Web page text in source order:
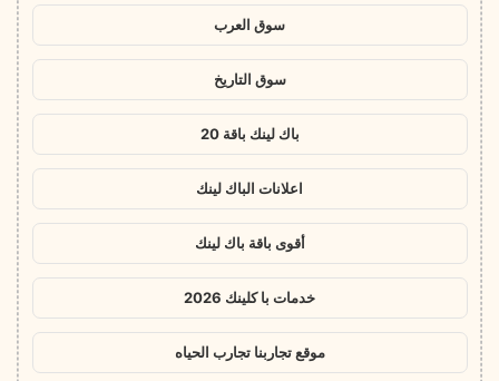
سوق العرب
سوق التاريخ
باك لينك باقة 20
اعلانات الباك لينك
أقوى باقة باك لينك
خدمات با كلينك 2026
موقع تجاربنا تجارب الحياه